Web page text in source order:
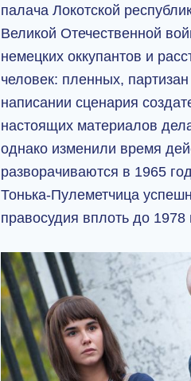
палача Локотской
Великой Отечественной
немецких оккупантов и
человек: пленных,
написании сценария
настоящих материалов
однако изменили время
разворачиваются в 1965
Тонька-Пулеметчица
правосудия вплоть до 1978